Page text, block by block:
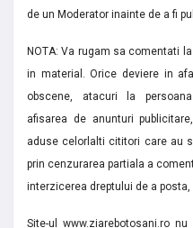
de un Moderator inainte de a fi
NOTA: Va rugam sa comentati
in material. Orice deviere in
obscene, atacuri la
afisarea de anunturi
aduse celorlalti cititori care au
prin cenzurarea partiala a
interzicerea dreptului de a
Site-ul www.ziarebotosani.ro